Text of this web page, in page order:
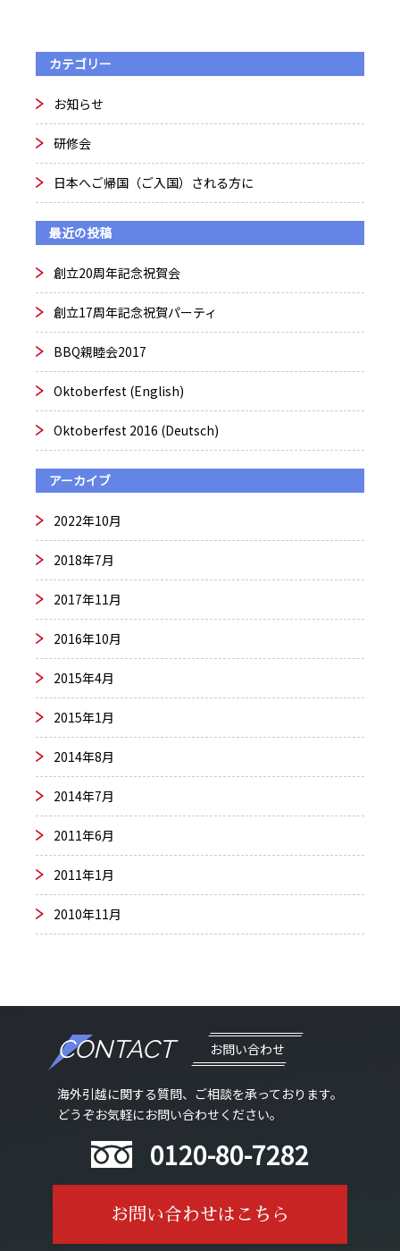
カテゴリー
お知らせ
研修会
日本へご帰国（ご入国）される方に
最近の投稿
創立20周年記念祝賀会
創立17周年記念祝賀パーティ
BBQ親睦会2017
Oktoberfest (English)
Oktoberfest 2016 (Deutsch)
アーカイブ
2022年10月
2018年7月
2017年11月
2016年10月
2015年4月
2015年1月
2014年8月
2014年7月
2011年6月
2011年1月
2010年11月
CONTACT お問い合わせ
海外引越に関する質問、ご相談を承っております。
どうぞお気軽にお問い合わせください。
0120-80-7282
お問い合わせはこちら